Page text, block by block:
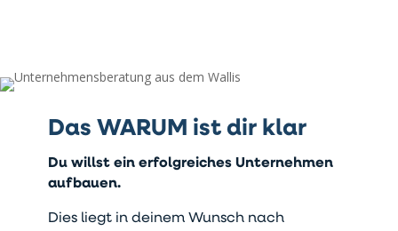
Das WARUM ist dir klar
Du willst ein erfolgreiches Unternehmen
aufbauen.
Dies liegt in deinem Wunsch nach